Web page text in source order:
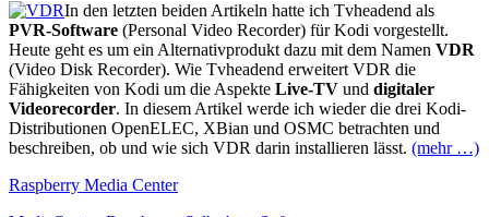
In den letzten beiden Artikeln hatte ich Tvheadend als
PVR-Software (Personal Video Recorder) für Kodi vorgestellt.
Heute geht es um ein Alternativprodukt dazu mit dem Namen VDR
(Video Disk Recorder). Wie Tvheadend erweitert VDR die
Fähigkeiten von Kodi um die Aspekte Live-TV und digitaler
Videorecorder. In diesem Artikel werde ich wieder die drei Kodi-
Distributionen OpenELEC, XBian und OSMC betrachten und
beschreiben, ob und wie sich VDR darin installieren lässt. (mehr …)
Raspberry Media Center